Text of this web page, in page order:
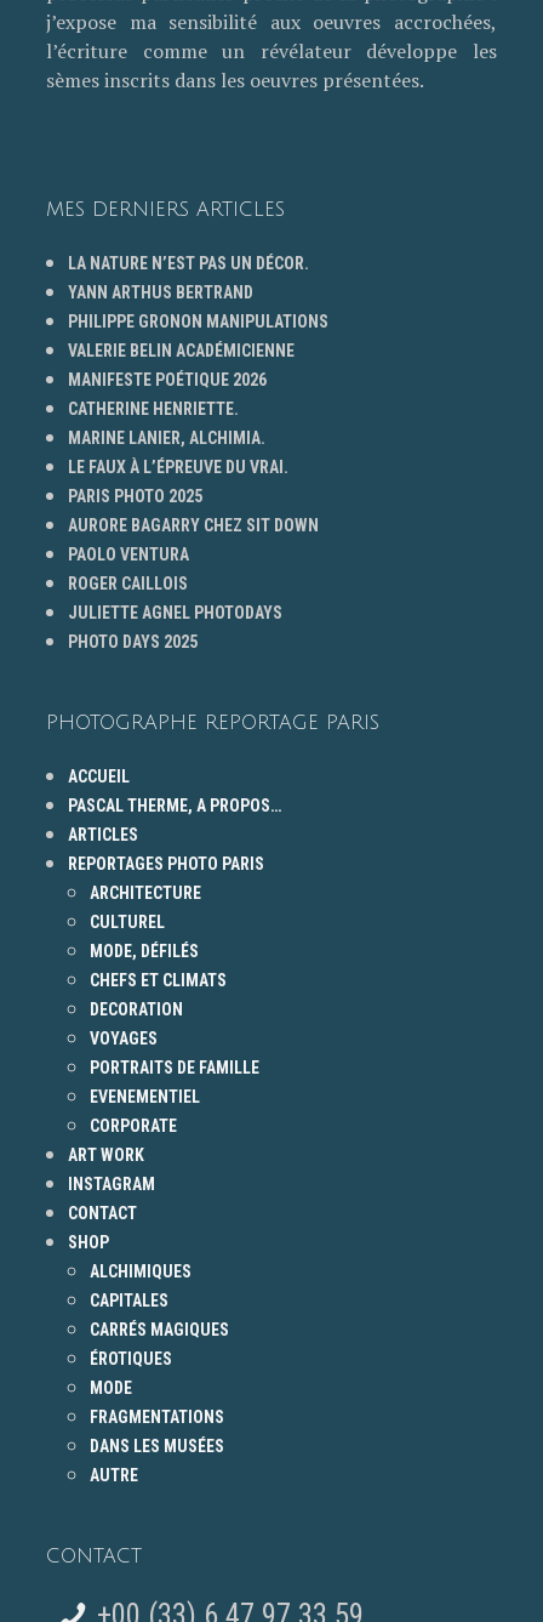
j’expose ma sensibilité aux oeuvres accrochées,
l’écriture comme un révélateur développe les
sèmes inscrits dans les oeuvres présentées.
MES DERNIERS ARTICLES
LA NATURE N’EST PAS UN DÉCOR.
YANN ARTHUS BERTRAND
PHILIPPE GRONON MANIPULATIONS
VALERIE BELIN ACADÉMICIENNE
MANIFESTE POÉTIQUE 2026
CATHERINE HENRIETTE.
MARINE LANIER, ALCHIMIA.
LE FAUX À L’ÉPREUVE DU VRAI.
PARIS PHOTO 2025
AURORE BAGARRY CHEZ SIT DOWN
PAOLO VENTURA
ROGER CAILLOIS
JULIETTE AGNEL PHOTODAYS
PHOTO DAYS 2025
PHOTOGRAPHE REPORTAGE PARIS
ACCUEIL
PASCAL THERME, A PROPOS…
ARTICLES
REPORTAGES PHOTO PARIS
ARCHITECTURE
CULTUREL
MODE, DÉFILÉS
CHEFS ET CLIMATS
DECORATION
VOYAGES
PORTRAITS DE FAMILLE
EVENEMENTIEL
CORPORATE
ART WORK
INSTAGRAM
CONTACT
SHOP
ALCHIMIQUES
CAPITALES
CARRÉS MAGIQUES
ÉROTIQUES
MODE
FRAGMENTATIONS
DANS LES MUSÉES
AUTRE
CONTACT